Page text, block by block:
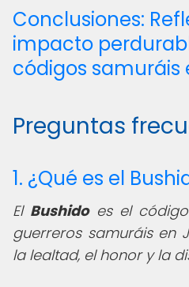
Conclusiones:
impacto
códigos samuráis
Preguntas
1. ¿Qué es el
El Bushidoes el
guerreros samuráis en
la lealtad, el honor y la